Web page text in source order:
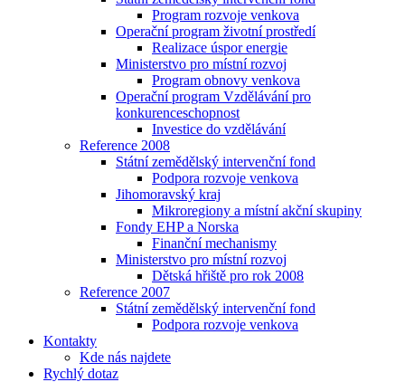
Program rozvoje venkova
Operační program životní prostředí
Realizace úspor energie
Ministerstvo pro místní rozvoj
Program obnovy venkova
Operační program Vzdělávání pro
konkurenceschopnost
Investice do vzdělávání
Reference 2008
Státní zemědělský intervenční fond
Podpora rozvoje venkova
Jihomoravský kraj
Mikroregiony a místní akční skupiny
Fondy EHP a Norska
Finanční mechanismy
Ministerstvo pro místní rozvoj
Dětská hřiště pro rok 2008
Reference 2007
Státní zemědělský intervenční fond
Podpora rozvoje venkova
Kontakty
Kde nás najdete
Rychlý dotaz